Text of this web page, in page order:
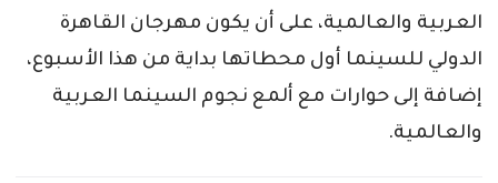
العربية والعالمية، على أن يكون مهرجان القاهرة
الدولي للسينما أول محطاتها بداية من هذا الأسبوع،
إضافة إلى حوارات مع ألمع نجوم السينما العربية
والعالمية.